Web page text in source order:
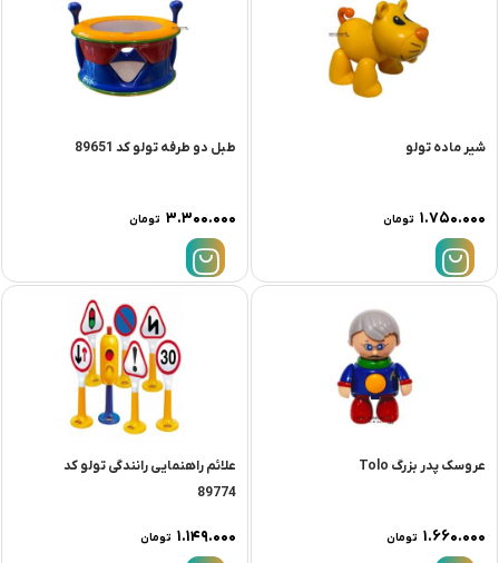
شیر ماده تولو
۱.۷۵۰.۰۰۰ تومان
طبل دو طرفه تولو کد 89651
۳.۳۰۰.۰۰۰ تومان
عروسک پدر بزرگ Tolo
۱.۶۶۰.۰۰۰ تومان
علائم راهنمایی رانندگی تولو کد
89774
۱.۱۴۹.۰۰۰ تومان